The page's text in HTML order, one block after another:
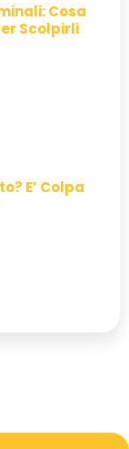
Cosa
Scolpirli
E’ Colpa